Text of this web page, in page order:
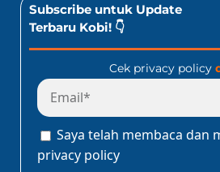
Subscribe untuk Update
Terbaru Kobi! 👇
Cek privacy policy
Saya telah membaca dan
privacy policy